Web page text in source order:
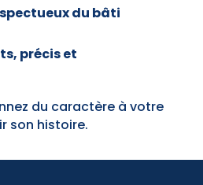
du bâti
précis et
du caractère à votre
son histoire.